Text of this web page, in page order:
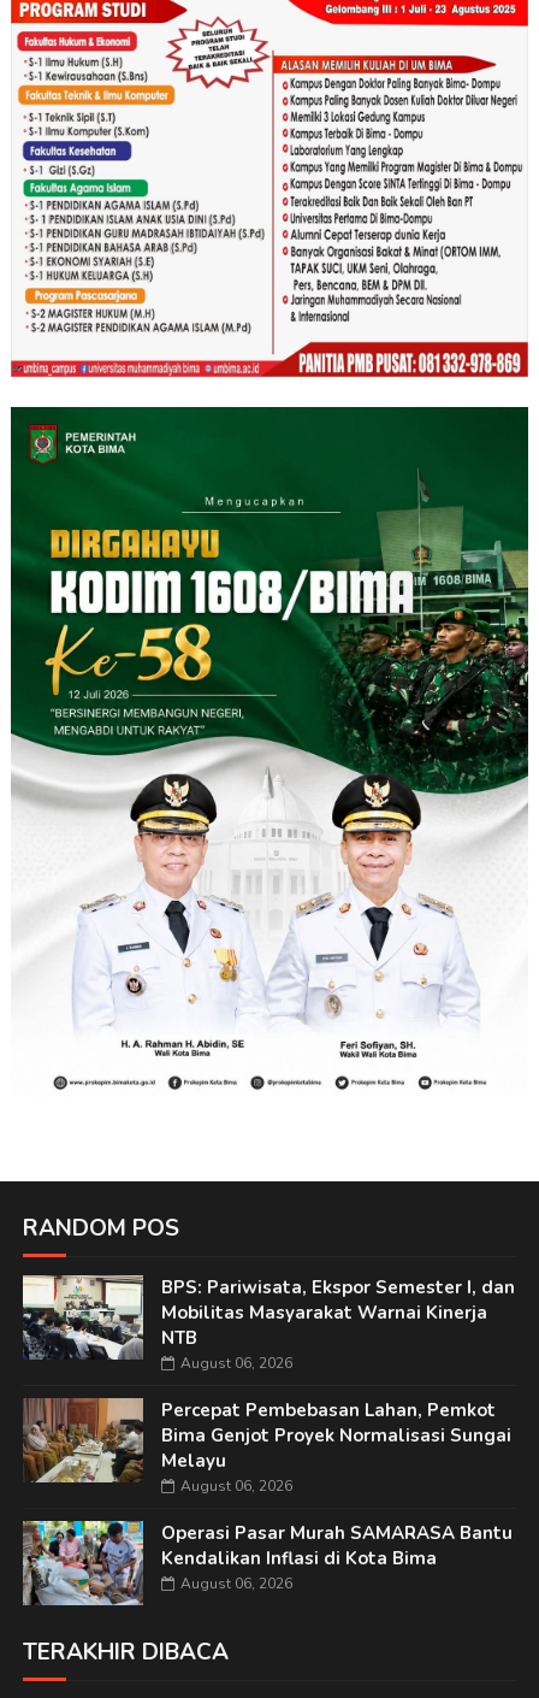
RANDOM POS
BPS: Pariwisata, Ekspor Semester I, dan
Mobilitas Masyarakat Warnai Kinerja
NTB
August 06, 2026
Percepat Pembebasan Lahan, Pemkot
Bima Genjot Proyek Normalisasi Sungai
Melayu
August 06, 2026
Operasi Pasar Murah SAMARASA Bantu
Kendalikan Inflasi di Kota Bima
August 06, 2026
TERAKHIR DIBACA